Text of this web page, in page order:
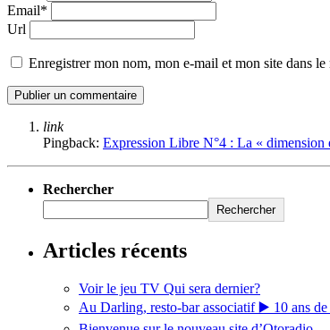
Email*
Url
Enregistrer mon nom, mon e-mail et mon site dans
link
Pingback: Expression Libre N°4 : La «
Rechercher
Rechercher
Articles récents
Voir le jeu TV Qui sera dernier?
Au Darling, resto-bar associatif ▶️ 10 ans